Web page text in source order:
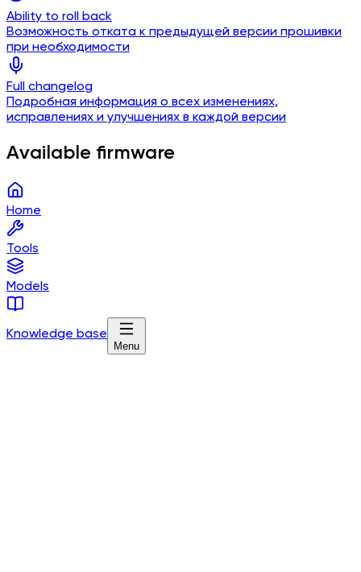
Ability to roll back
Возможность отката к предыдущей версии прошивки
при необходимости
Full changelog
Подробная информация о всех изменениях,
исправлениях и улучшениях в каждой версии
Available firmware
Home
Tools
Models
Knowledge base
Menu